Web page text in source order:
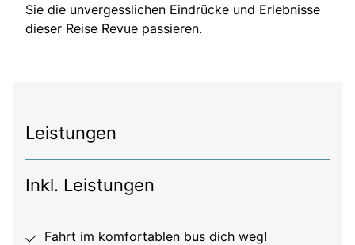
Sie die unvergesslichen Eindrücke und Erlebnisse
dieser Reise Revue passieren.
Leistungen
Inkl. Leistungen
Fahrt im komfortablen bus dich weg!